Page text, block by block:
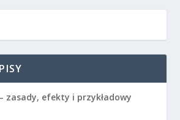
zasady, efekty i przykładowy